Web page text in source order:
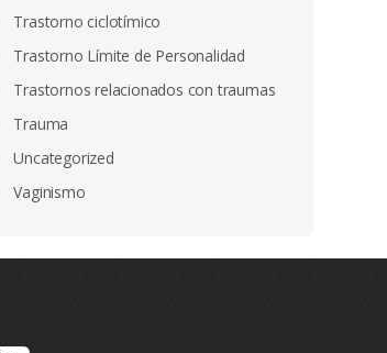
Trastorno ciclotímico
Trastorno Límite de Personalidad
Trastornos relacionados con traumas
Trauma
Uncategorized
Vaginismo